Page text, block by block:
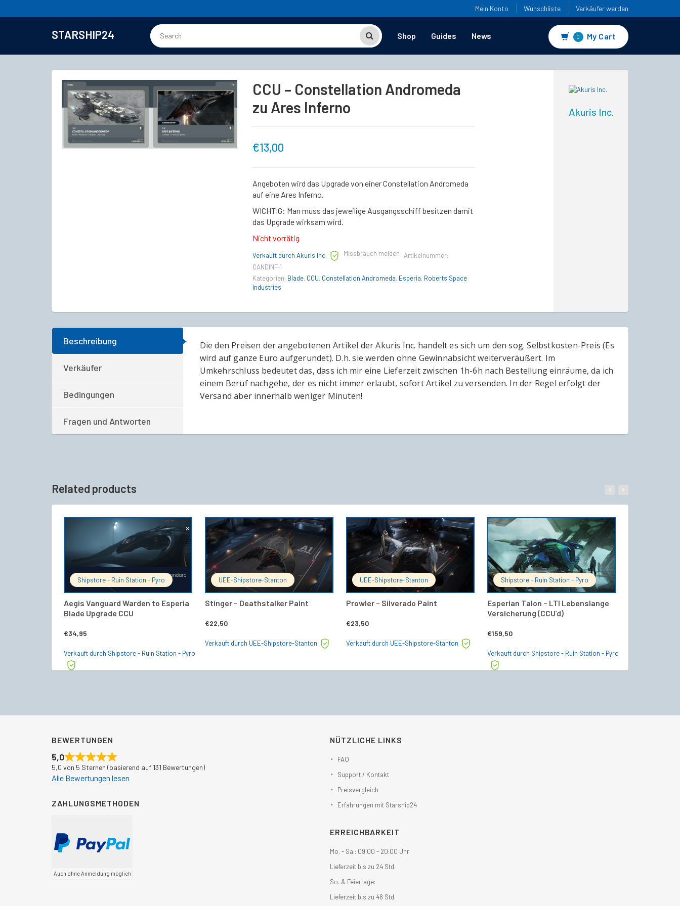
Mein Konto Wunschliste Verkäufer werden
STARSHIP24 Shop Guides News 0 My Cart
CCU – Constellation Andromeda
zu Ares Inferno
€13,00
Angeboten wird das Upgrade von einer Constellation Andromeda
auf eine Ares Inferno.
WICHTIG: Man muss das jeweilige Ausgangsschiff besitzen damit
das Upgrade wirksam wird.
Nicht vorrätig
Verkauft durch Akuris Inc. Missbrauch melden
Artikelnummer:
CANDINF-1
Kategorien: Blade, CCU, Constellation Andromeda, Esperia, Roberts Space
Industries
Akuris Inc.
Beschreibung
Verkäufer
Bedingungen
Fragen und Antworten
Die den Preisen der angebotenen Artikel der Akuris Inc. handelt es sich um den sog. Selbstkosten-Preis (Es
wird auf ganze Euro aufgerundet). D.h. sie werden ohne Gewinnabsicht weiterveräußert. Im
Umkehrschluss bedeutet das, dass ich mir eine Lieferzeit zwischen 1h-6h nach Bestellung einräume, da ich
einem Beruf nachgehe, der es nicht immer erlaubt, sofort Artikel zu versenden. In der Regel erfolgt der
Versand aber innerhalb weniger Minuten!
Related products
Shipstore - Ruin Station - Pyro
Aegis Vanguard Warden to Esperia
Blade Upgrade CCU
€34,95
IN DEN WARENKORB
Verkauft durch Shipstore - Ruin Station - Pyro
UEE-Shipstore-Stanton
Stinger – Deathstalker Paint
€22,50
IN DEN WARENKORB
Verkauft durch UEE-Shipstore-Stanton
UEE-Shipstore-Stanton
Prowler – Silverado Paint
€23,50
IN DEN WARENKORB
Verkauft durch UEE-Shipstore-Stanton
Shipstore - Ruin Station - Pyro
Esperian Talon – LTI Lebenslange
Versicherung (CCU’d)
€159,50
IN DEN WARENKORB
Verkauft durch Shipstore - Ruin Station - Pyro
BEWERTUNGEN
5,0
5,0 von 5 Sternen (basierend auf 131 Bewertungen)
Alle Bewertungen lesen
ZAHLUNGSMETHODEN
Auch ohne Anmeldung möglich
NÜTZLICHE LINKS
FAQ
Support / Kontakt
Preisvergleich
Erfahrungen mit Starship24
ERREICHBARKEIT
Mo. - Sa.: 09:00 - 20:00 Uhr
Lieferzeit bis zu 24 Std.
So. & Feiertage:
Lieferzeit bis zu 48 Std.